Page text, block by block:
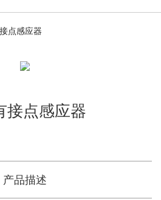
点感应器
接点感应器
产品描述